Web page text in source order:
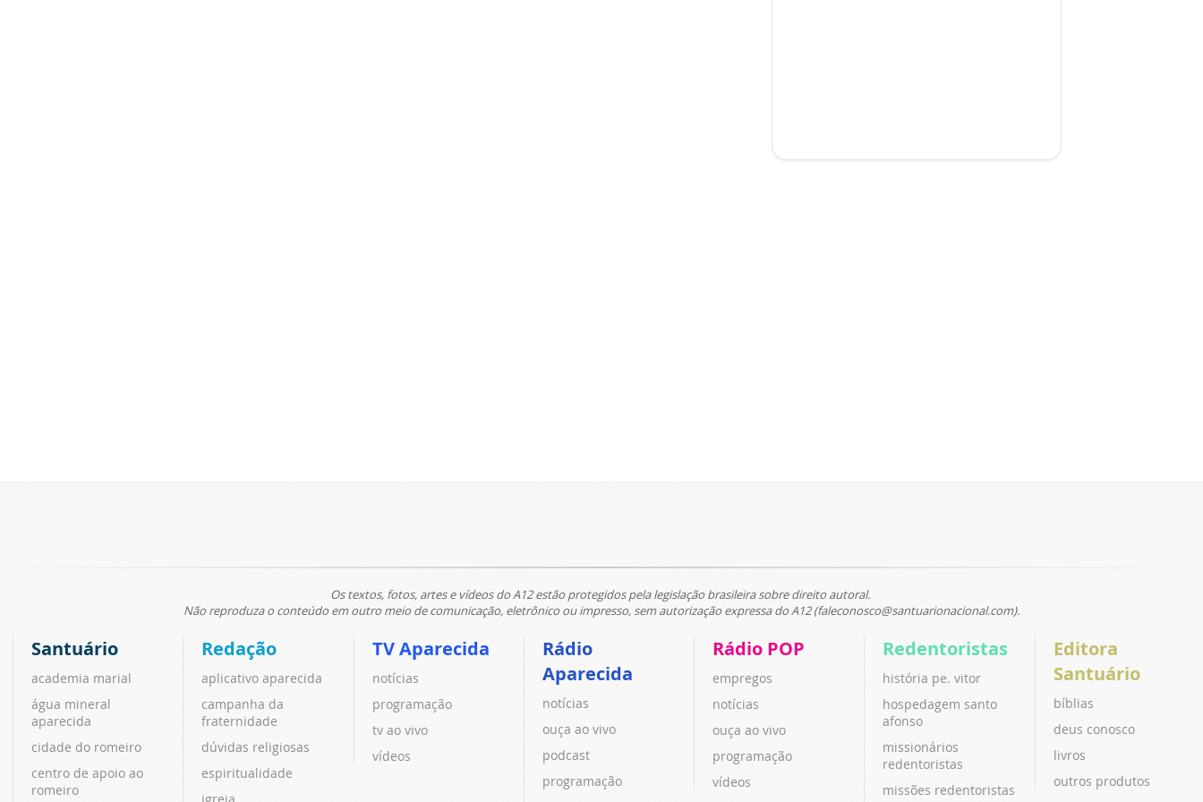
Os textos, fotos, artes e vídeos do A12 estão protegidos pela legislação brasileira sobre direito autoral.
Não reproduza o conteúdo em outro meio de comunicação, eletrônico ou impresso, sem autorização expressa do A12 (faleconosco@santuarionacional.com).
Santuário
academia marial
água mineral
aparecida
cidade do romeiro
centro de apoio ao
romeiro
Redação
aplicativo aparecida
campanha da
fraternidade
dúvidas religiosas
espiritualidade
igreja
TV Aparecida
notícias
programação
tv ao vivo
vídeos
Rádio
Aparecida
notícias
ouça ao vivo
podcast
programação
Rádio POP
empregos
notícias
ouça ao vivo
programação
vídeos
Redentoristas
história pe. vitor
hospedagem santo
afonso
missionários
redentoristas
missões redentoristas
Editora
Santuário
bíblias
deus conosco
livros
outros produtos